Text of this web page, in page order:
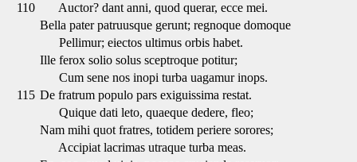
110
Auctor? dant anni, quod querar, ecce mei.
Bella pater patruusque gerunt; regnoque domoque
Pellimur; eiectos ultimus orbis habet.
Ille ferox solio solus sceptroque potitur;
Cum sene nos inopi turba uagamur inops.
115 De fratrum populo pars exiguissima restat.
Quique dati leto, quaeque dedere, fleo;
Nam mihi quot fratres, totidem periere sorores;
Accipiat lacrimas utraque turba meas.